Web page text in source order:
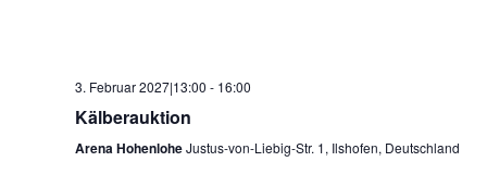
3. Februar 2027|13:00 - 16:00
Kälberauktion
Arena HohenloheJustus-von-Liebig-Str. 1, Ilshofen, Deutschland